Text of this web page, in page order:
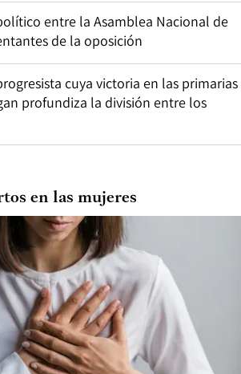
entre la Asamblea Nacional de
de la oposición
cuya victoria en las primarias
profundiza la división entre los
en las mujeres